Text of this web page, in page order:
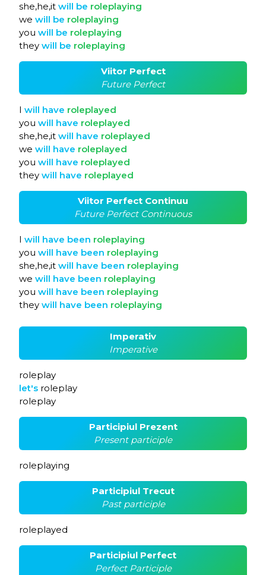
she,he,it will be roleplaying
we will be roleplaying
you will be roleplaying
they will be roleplaying
Viitor Perfect
Future Perfect
I will have roleplayed
you will have roleplayed
she,he,it will have roleplayed
we will have roleplayed
you will have roleplayed
they will have roleplayed
Viitor Perfect Continuu
Future Perfect Continuous
I will have been roleplaying
you will have been roleplaying
she,he,it will have been roleplaying
we will have been roleplaying
you will have been roleplaying
they will have been roleplaying
Imperativ
Imperative
roleplay
let's roleplay
roleplay
Participiul Prezent
Present participle
roleplaying
Participiul Trecut
Past participle
roleplayed
Participiul Perfect
Perfect Participle